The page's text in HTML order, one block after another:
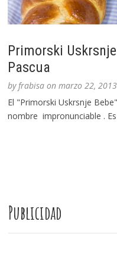
Primorski
Pascua
byfrabisa onmarzo 22, 2013
El "Primorski Uskrsnje
nombre impronunciable .
Publicidad